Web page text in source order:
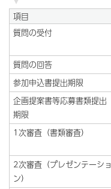
項目
質問の受付
質問の回答
参加申込書提出期限
企画提案書等応募書類提出
期限
1次審査（書類審査）
2次審査（プレゼンテーショ
ン）